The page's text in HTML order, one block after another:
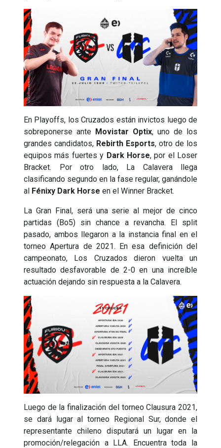
En Playoffs, los Cruzados están invictos luego de
sobreponerse ante Movistar Optix, uno de los
grandes candidatos, Rebirth Esports, otro de los
equipos más fuertes y Dark Horse, por el Loser
Bracket. Por otro lado, La Calavera llega
clasificando segundo en la fase regular, ganándole
al Fénixy Dark Horse en el Winner Bracket.
La Gran Final, será una serie al mejor de cinco
partidas (Bo5) sin chance a revancha. El split
pasado, ambos llegaron a la instancia final en el
torneo Apertura de 2021. En esa definición del
campeonato, Los Cruzados dieron vuelta un
resultado desfavorable de 2-0 en una increíble
actuación dejando sin respuesta a la Calavera.
Luego de la finalización del torneo Clausura 2021,
se dará lugar al torneo Regional Sur, donde el
representante chileno disputará un lugar en la
promoción/relegación a LLA. Encuentra toda la